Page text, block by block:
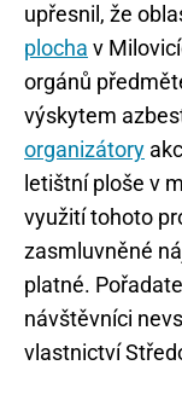
upřesnil, že
plocha v
orgánů
výskytem
organizátory
letištní ploše v
využití tohoto
zasmluvněné
platné.
návštěvníci
vlastnictví